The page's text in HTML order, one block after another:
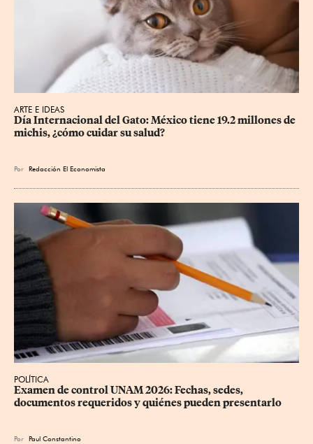
ARTE E IDEAS
Día Internacional del Gato: México tiene 19.2 millones de
michis, ¿cómo cuidar su salud?
Por Redacción El Economista
POLÍTICA
Examen de control UNAM 2026: Fechas, sedes,
documentos requeridos y quiénes pueden presentarlo
Por Paul Constantino